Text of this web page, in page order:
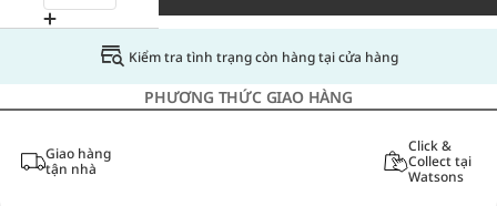
Kiểm tra tình trạng còn hàng tại cửa hàng
PHƯƠNG THỨC GIAO HÀNG
Giao hàng
tận nhà
Click &
Collect tại
Watsons